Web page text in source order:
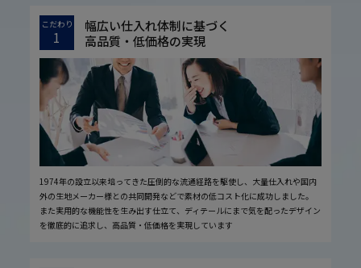
こだわり
1
幅広い仕入れ体制に基づく
高品質・低価格の実現
1974年の設立以来培ってきた圧倒的な流通経路を駆使し、大量仕入れや国内
外の生地メーカー様との共同開発などで素材の低コスト化に成功しました。
また実用的な機能性を生み出す仕立て、ディテールにまで気を配ったデザイン
を徹底的に追求し、高品質・低価格を実現しています